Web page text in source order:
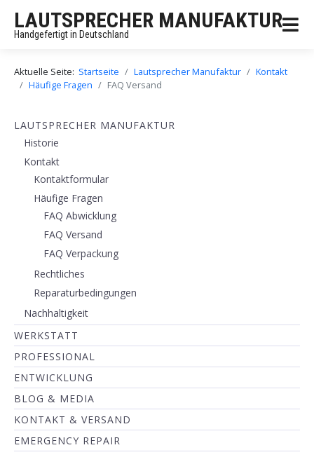
LAUTSPRECHER MANUFAKTUR
Handgefertigt in Deutschland
Aktuelle Seite: Startseite Lautsprecher Manufaktur
Kontakt
Häufige Fragen
FAQ Versand
LAUTSPRECHER MANUFAKTUR
Historie
Kontakt
Kontaktformular
Häufige Fragen
FAQ Abwicklung
FAQ Versand
FAQ Verpackung
Rechtliches
Reparaturbedingungen
Nachhaltigkeit
WERKSTATT
PROFESSIONAL
ENTWICKLUNG
BLOG & MEDIA
KONTAKT & VERSAND
EMERGENCY REPAIR